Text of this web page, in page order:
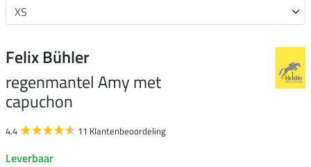
Felix Bühler
regenmantel Amy met
capuchon
4.4 11 Klantenbeoordeling
Leverbaar